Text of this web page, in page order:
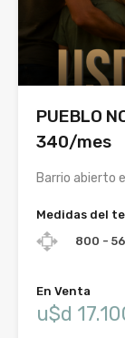
PUEBLO
340/mes
Barrio abierto
Medidas del
800 -
En Venta
u$d